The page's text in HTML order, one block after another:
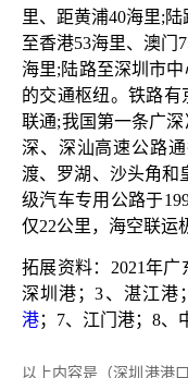
里、距黄浦40海里;
至香港53海里、澳门
海里;陆路至深圳市
的交通枢纽。铁路
联通;我国第一条广
深、深汕高速公路
渡、罗湖、沙头角和
级汽车专用公路于
仅22公里，海空联运
拓展资料： 2021年广
深圳港；3、湛江港
港；7、江门港；8、
以上内容是（深圳港港